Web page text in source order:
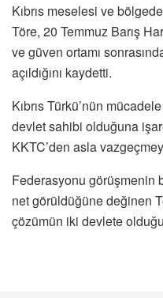
Kıbrıs meselesi ve
Töre, 20 Temmuz Barış
ve güven ortamı
açıldığını kaydetti.
Kıbrıs Türkü’nün
devlet sahibi olduğuna
KKTC’den asla
Federasyonu görüşmenin
net görüldüğüne değinen
çözümün iki devlete